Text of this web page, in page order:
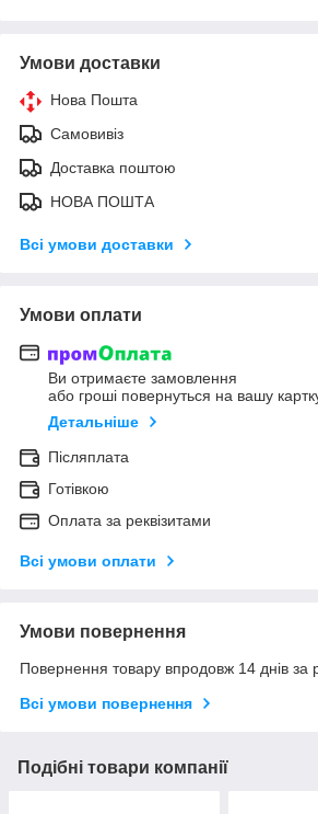
Умови доставки
Нова Пошта
Самовивіз
Доставка поштою
НОВА ПОШТА
Всі умови доставки
Умови оплати
Ви отримаєте замовлення
або гроші повернуться на вашу
Детальніше
Післяплата
Готівкою
Оплата за реквізитами
Всі умови оплати
Умови повернення
Повернення товару впродовж 14 днів за
Всі умови повернення
Подібні товари компанії